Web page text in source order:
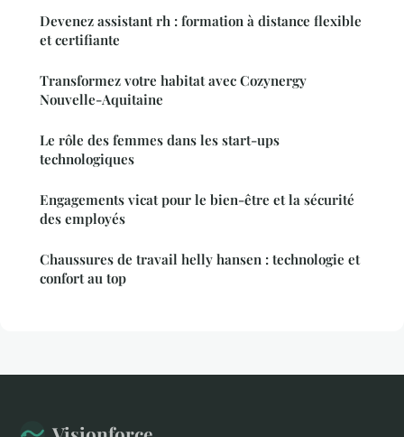
Devenez assistant rh : formation à distance flexible
et certifiante
Transformez votre habitat avec Cozynergy
Nouvelle-Aquitaine
Le rôle des femmes dans les start-ups
technologiques
Engagements vicat pour le bien-être et la sécurité
des employés
Chaussures de travail helly hansen : technologie et
confort au top